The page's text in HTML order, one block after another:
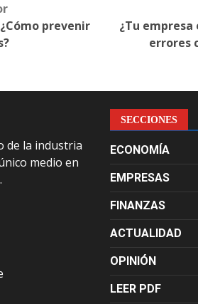
prevenir
¿Tu
errores
de la industria
medio en
SECCIONES
ECONOMÍA
EMPRESAS
FINANZAS
ACTUALIDAD
OPINIÓN
LEER PDF